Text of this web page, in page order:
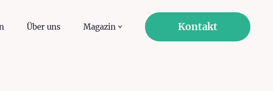
Über uns Magazin Kontakt